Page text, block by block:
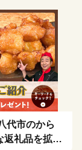
代市のから
返礼品を拡散